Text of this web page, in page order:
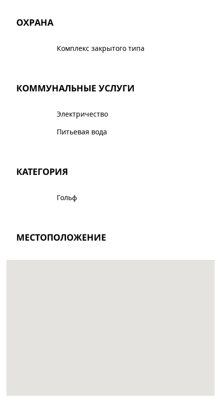
ОХРАНА
Комплекс закрытого типа
КОММУНАЛЬНЫЕ УСЛУГИ
Электричество
Питьевая вода
КАТЕГОРИЯ
Гольф
МЕСТОПОЛОЖЕНИЕ